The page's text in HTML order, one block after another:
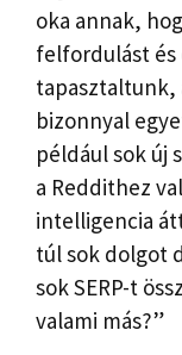
oka annak,
felfordulást és
tapasztaltunk,
bizonnyal
például sok új
a Reddithez
intelligencia
túl sok dolgot
sok SERP-t
valami más?”